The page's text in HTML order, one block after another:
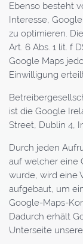
Ebenso besteht
Interesse,
zu optimieren.
Art. 6 Abs. 1 lit. f
Google Maps
Einwilligung
ist die Google
Street, Dublin 4,
Durch jeden
auf welcher eine
wurde, wird eine
aufgebaut, um
Google-Maps-
Dadurch erhält
Unterseite